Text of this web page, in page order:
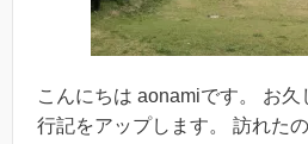
こんにちは aonamiです。 お
行記をアップします。 訪れた